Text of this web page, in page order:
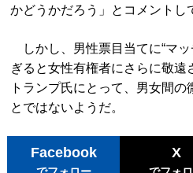
かどうかだろう」とコメント
しかし、男性票目当てに“マッ
ぎると女性有権者にさらに敬遠
トランプ氏にとって、男女間の
とではないようだ。
Facebook X